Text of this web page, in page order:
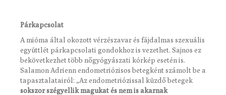
Párkapcsolat
A mióma által okozott vérzészavar és fájdalmas szexuális
együttlét párkapcsolati gondokhoz is vezethet. Sajnos ez
bekövetkezhet több nőgyógyászati kórkép esetén is.
Salamon Adrienn endometriózisos betegként számolt be a
tapasztalatairól: „Az endometriózissal küzdő betegek
sokszor szégyellik magukat és nem is akarnak